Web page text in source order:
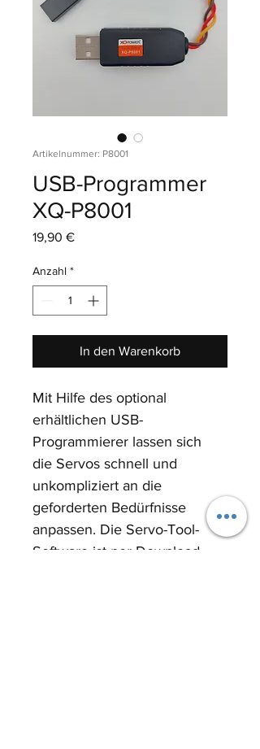
Artikelnummer: P8001
USB-Programmer
XQ-P8001
19,90 €Preis
Anzahl *
In den Warenkorb
Mit Hilfe des optional
erhältlichen USB-
Programmierer lassen sich
die Servos schnell und
unkompliziert an die
geforderten Bedürfnisse
anpassen. Die Servo-Tool-
Software ist per Download